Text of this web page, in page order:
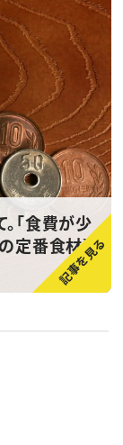
「食費が少
定番食材】